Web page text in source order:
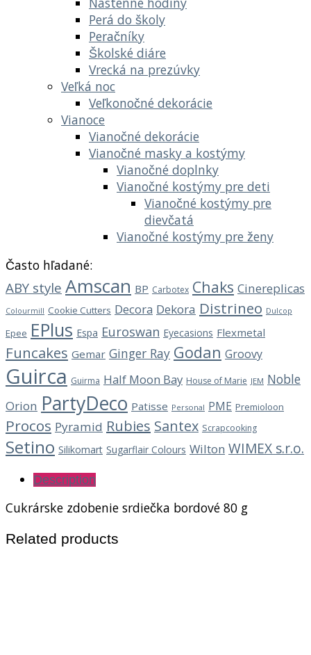
Perá do školy
Peračníky
Školské diáre
Vrecká na prezúvky
Veľká noc
Veľkonočné dekorácie
Vianoce
Vianočné dekorácie
Vianočné masky a kostýmy
Vianočné doplnky
Vianočné kostýmy pre deti
Vianočné kostýmy pre
dievčatá
Vianočné kostýmy pre ženy
Často hľadané:
ABY style Amscan BP Carbotex Chaks Cinereplicas
Colourmill Cookie Cutters Decora Dekora Distrineo Dulcop
Epee EPlus Espa Euroswan Eyecasions Flexmetal
Funcakes Gemar Ginger Ray Godan Groovy
Guirca Guirma Half Moon Bay House of Marie JEM Noble
Orion PartyDeco Patisse Personal PME Premioloon
Procos Pyramid Rubies Santex Scrapcooking
Setino Silikomart Sugarflair Colours Wilton WIMEX s.r.o.
Description
Cukrárske zdobenie srdiečka bordové 80 g
Related products